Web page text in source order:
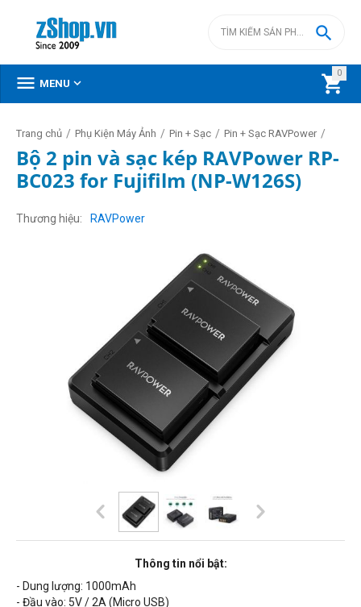
0


 MENU 
Trang chủ / Phụ Kiện Máy Ảnh / Pin + Sạc / Pin + Sạc RAVPower /
Bộ 2 pin và sạc kép RAVPower RP-
BC023 for Fujifilm (NP-W126S)
Thương hiệu RAVPower
Thông tin nổi bật:
- Dung lượng: 1000mAh
- Đầu vào: 5V / 2A (Micro USB)